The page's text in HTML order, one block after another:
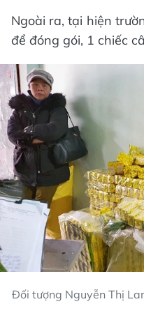
Ngoài ra, tại hiện
để đóng gói, 1 chiếc
Đối tượng Nguyễn Thị